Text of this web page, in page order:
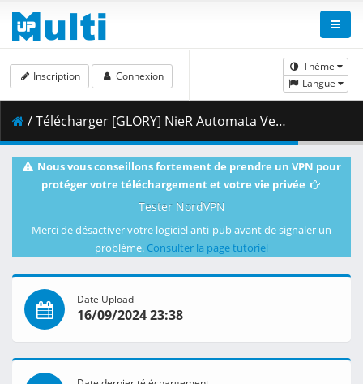
Thème
Langue
Inscription Connexion
/ Télécharger [GLORY] NieR Automata Ver1.1a - 21 [1080p HEVC] [B247AD25].mkv.004 ( 452.42 MB )
Nous vous conseillons fortement de prendre un VPN pour
protéger votre téléchargement et votre vie privée
Tester NordVPN
Merci de désactiver votre logiciel anti-pub avant de signaler un
problème. Consulter la page tutoriel
Date Upload
16/09/2024 23:38